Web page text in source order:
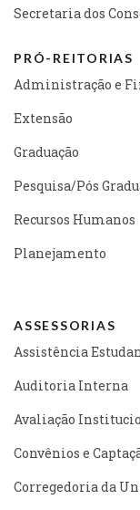
Secretaria dos
PRÓ-REITORIAS
Administração e
Extensão
Graduação
Pesquisa/Pós
Recursos Humanos
Planejamento
ASSESSORIAS
Assistência
Auditoria Interna
Avaliação
Convênios e
Corregedoria da